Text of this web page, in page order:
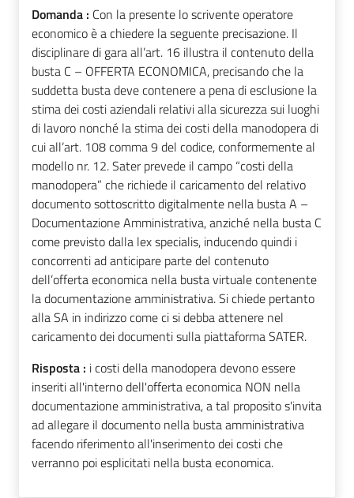
Domanda : Con la presente lo scrivente operatore
economico è a chiedere la seguente precisazione. Il
disciplinare di gara all’art. 16 illustra il contenuto della
busta C – OFFERTA ECONOMICA, precisando che la
suddetta busta deve contenere a pena di esclusione la
stima dei costi aziendali relativi alla sicurezza sui luoghi
di lavoro nonché la stima dei costi della manodopera di
cui all’art. 108 comma 9 del codice, conformemente al
modello nr. 12. Sater prevede il campo “costi della
manodopera” che richiede il caricamento del relativo
documento sottoscritto digitalmente nella busta A –
Documentazione Amministrativa, anziché nella busta C
come previsto dalla lex specialis, inducendo quindi i
concorrenti ad anticipare parte del contenuto
dell’offerta economica nella busta virtuale contenente
la documentazione amministrativa. Si chiede pertanto
alla SA in indirizzo come ci si debba attenere nel
caricamento dei documenti sulla piattaforma SATER.
Risposta : i costi della manodopera devono essere
inseriti all'interno dell'offerta economica NON nella
documentazione amministrativa, a tal proposito s'invita
ad allegare il documento nella busta amministrativa
facendo riferimento all'inserimento dei costi che
verranno poi esplicitati nella busta economica.